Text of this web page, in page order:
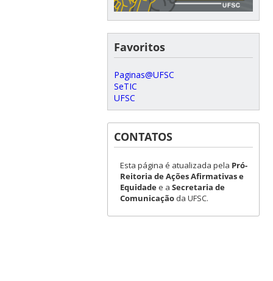
Favoritos
Paginas@UFSC
SeTIC
UFSC
CONTATOS
Esta página é atualizada pela Pró-
Reitoria de Ações Afirmativas e
Equidadee a Secretaria de
Comunicaçãoda UFSC.